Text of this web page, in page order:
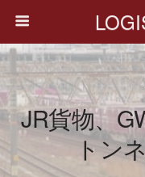
JR貨物、
トン